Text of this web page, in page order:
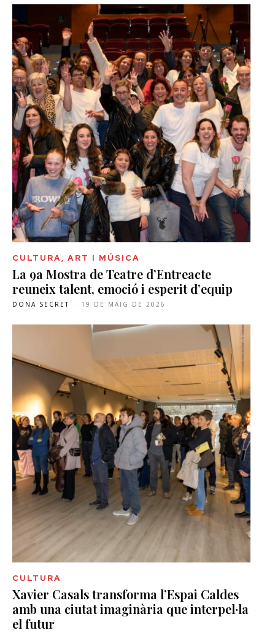
CULTURA, ART I MÚSICA
La 9a Mostra de Teatre d’Entreacte
reuneix talent, emoció i esperit d’equip
DONA SECRET - 19 DE MAIG DE 2026
CULTURA
Xavier Casals transforma l’Espai Caldes
amb una ciutat imaginària que interpel·la
el futur